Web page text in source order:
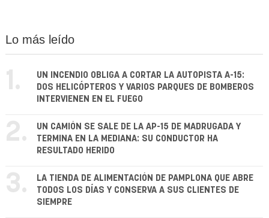
Lo más leído
1.
UN INCENDIO OBLIGA A CORTAR LA AUTOPISTA A-15:
DOS HELICÓPTEROS Y VARIOS PARQUES DE BOMBEROS
INTERVIENEN EN EL FUEGO
2.
UN CAMIÓN SE SALE DE LA AP-15 DE MADRUGADA Y
TERMINA EN LA MEDIANA: SU CONDUCTOR HA
RESULTADO HERIDO
3.
LA TIENDA DE ALIMENTACIÓN DE PAMPLONA QUE ABRE
TODOS LOS DÍAS Y CONSERVA A SUS CLIENTES DE
SIEMPRE